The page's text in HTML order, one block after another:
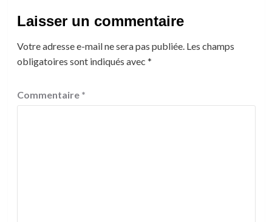
Laisser un commentaire
Votre adresse e-mail ne sera pas publiée. Les champs
obligatoires sont indiqués avec *
Commentaire *